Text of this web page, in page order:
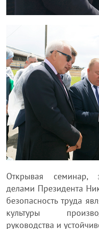
Открывая семинар,
делами Президента
безопасность труда
культуры
руководства и